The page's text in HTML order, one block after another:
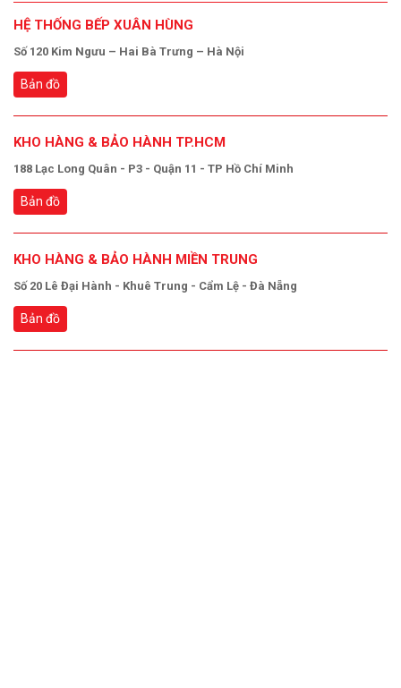
HỆ THỐNG BẾP XUÂN HÙNG
Số 120 Kim Ngưu – Hai Bà Trưng – Hà Nội
Bản đồ
KHO HÀNG & BẢO HÀNH TP.HCM
188 Lạc Long Quân - P3 - Quận 11 - TP Hồ Chí Minh
Bản đồ
KHO HÀNG & BẢO HÀNH MIỀN TRUNG
Số 20 Lê Đại Hành - Khuê Trung - Cẩm Lệ - Đà Nẵng
Bản đồ